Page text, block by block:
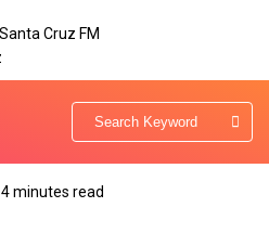
4 minutes read